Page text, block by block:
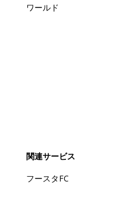
ワールド
関連サービス
フースタFC